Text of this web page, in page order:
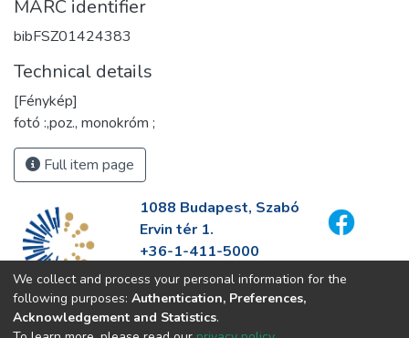
MARC identifier
bibFSZ01424383
Technical details
[Fénykép]
fotó :,poz., monokróm ;
Full item page
1088 Budapest, Szabó
Ervin tér 1.
+36-1-411-5000
info@fszek.hu
https://fszek.hu
We collect and process your personal information for the
following purposes: Authentication, Preferences,
Acknowledgement and Statistics.